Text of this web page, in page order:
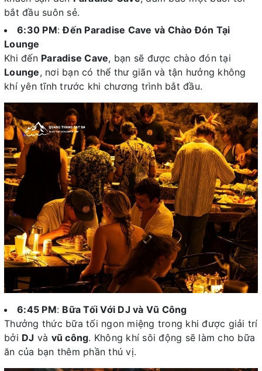
bắt đầu suôn sẻ.
6:30 PM:Đến Paradise Cave và Chào Đón Tại
Lounge
Khi đến Paradise Cave, bạn sẽ được chào đón tại
Lounge, nơi bạn có thể thư giãn và tận hưởng không
khí yên tĩnh trước khi chương trình bắt đầu.
6:45 PM: Bữa Tối Với DJ và Vũ Công
Thưởng thức bữa tối ngon miệng trong khi được giải trí
bởi DJ và vũ công. Không khí sôi động sẽ làm cho bữa
ăn của bạn thêm phần thú vị.